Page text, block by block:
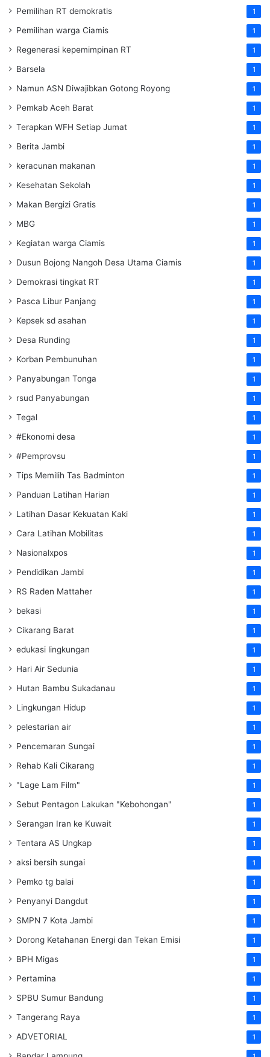
Pemilihan RT demokratis 1
Pemilihan warga Ciamis 1
Regenerasi kepemimpinan RT 1
Barsela 1
Namun ASN Diwajibkan Gotong Royong 1
Pemkab Aceh Barat 1
Terapkan WFH Setiap Jumat 1
Berita Jambi 1
keracunan makanan 1
Kesehatan Sekolah 1
Makan Bergizi Gratis 1
MBG 1
Kegiatan warga Ciamis 1
Dusun Bojong Nangoh Desa Utama Ciamis 1
Demokrasi tingkat RT 1
Pasca Libur Panjang 1
Kepsek sd asahan 1
Desa Runding 1
Korban Pembunuhan 1
Panyabungan Tonga 1
rsud Panyabungan 1
Tegal 1
#Ekonomi desa 1
#Pemprovsu 1
Tips Memilih Tas Badminton 1
Panduan Latihan Harian 1
Latihan Dasar Kekuatan Kaki 1
Cara Latihan Mobilitas 1
Nasionalxpos 1
Pendidikan Jambi 1
RS Raden Mattaher 1
bekasi 1
Cikarang Barat 1
edukasi lingkungan 1
Hari Air Sedunia 1
Hutan Bambu Sukadanau 1
Lingkungan Hidup 1
pelestarian air 1
Pencemaran Sungai 1
Rehab Kali Cikarang 1
"Lage Lam Film" 1
Sebut Pentagon Lakukan "Kebohongan" 1
Serangan Iran ke Kuwait 1
Tentara AS Ungkap 1
aksi bersih sungai 1
Pemko tg balai 1
Penyanyi Dangdut 1
SMPN 7 Kota Jambi 1
Dorong Ketahanan Energi dan Tekan Emisi 1
BPH Migas 1
Pertamina 1
SPBU Sumur Bandung 1
Tangerang Raya 1
ADVETORIAL 1